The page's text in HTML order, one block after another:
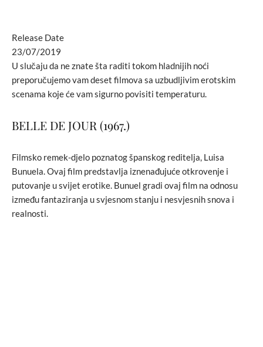
Release Date
23/07/2019
U slučaju da ne znate šta raditi tokom hladnijih noći
preporučujemo vam deset filmova sa uzbudljivim erotskim
scenama koje će vam sigurno povisiti temperaturu.
BELLE DE JOUR (1967.)
Filmsko remek-djelo poznatog španskog reditelja, Luisa
Bunuela. Ovaj film predstavlja iznenađujuće otkrovenje i
putovanje u svijet erotike. Bunuel gradi ovaj film na odnosu
između fantaziranja u svjesnom stanju i nesvjesnih snova i
realnosti.